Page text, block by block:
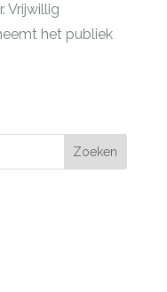
Vrijwillig
het publiek